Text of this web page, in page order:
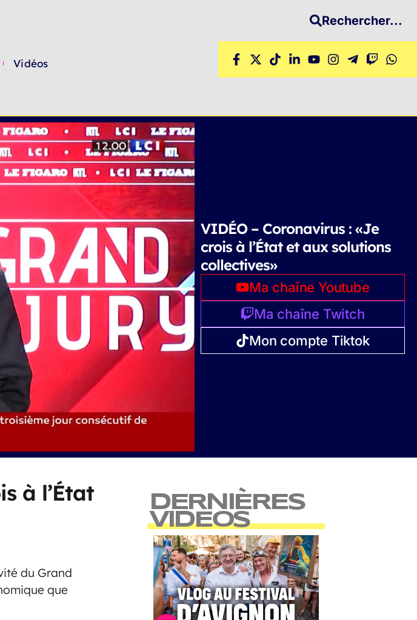
Vidéos
Rechercher...
VIDÉO – Coronavirus : «Je
crois à l’État et aux solutions
collectives»
Ma chaîne Youtube
Ma chaîne Twitch
Mon compte Tiktok
à l’État
du Grand
que
DERNIÈRES
VIDEOS